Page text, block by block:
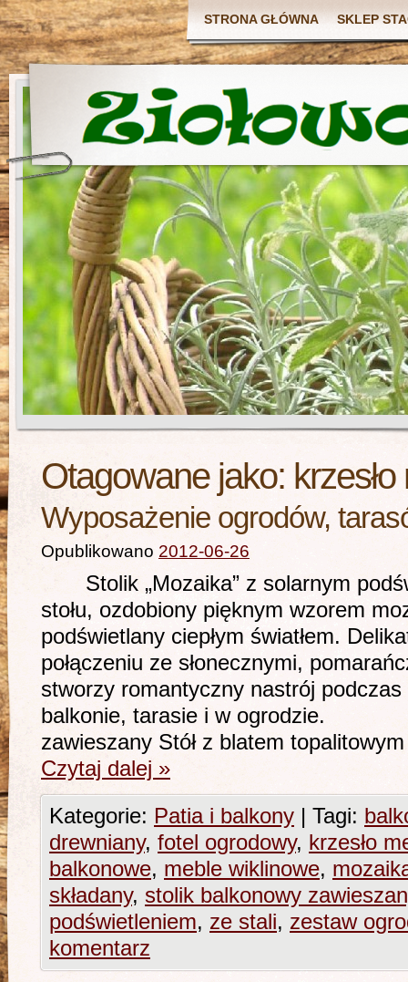
STRONA GŁÓWNA SKLEP
Otagowane jako:
Wyposażenie ogrodów,
Opublikowano 2012-06-26
Stolik „Mozaika” z solarnym
stołu, ozdobiony pięknym wzorem
podświetlany ciepłym światłem.
połączeniu ze słonecznymi,
stworzy romantyczny nastrój
balkonie, tarasie i w ogrodzie.
zawieszany Stół z blatem
Czytaj dalej »
Kategorie: Patia i balkony | Tagi:
drewniany, fotel ogrodowy, krzesło
balkonowe, meble wiklinowe,
składany, stolik balkonowy
podświetleniem, ze stali, zestaw
komentarz